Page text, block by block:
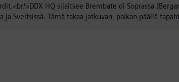
>DDX HQ sijaitsee Brembate di Soprassa
ja Sveitsissä. Tämä takaa jatkuvan, paikan päällä